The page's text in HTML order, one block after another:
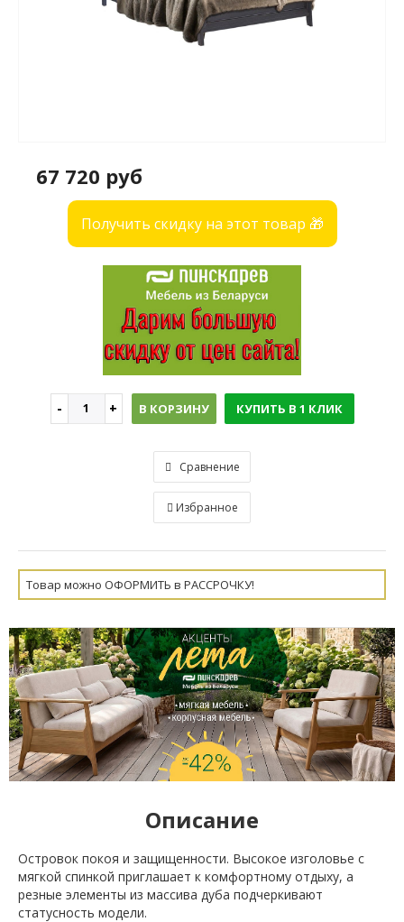
67 720 руб
Получить скидку на этот товар 🎁
В КОРЗИНУ КУПИТЬ В 1 КЛИК
Сравнение
Избранное
Товар можно ОФОРМИТЬ в РАССРОЧКУ!
Описание
Островок покоя и защищенности. Высокое изголовье с
мягкой спинкой приглашает к комфортному отдыху, а
резные элементы из массива дуба подчеркивают
статусность модели.